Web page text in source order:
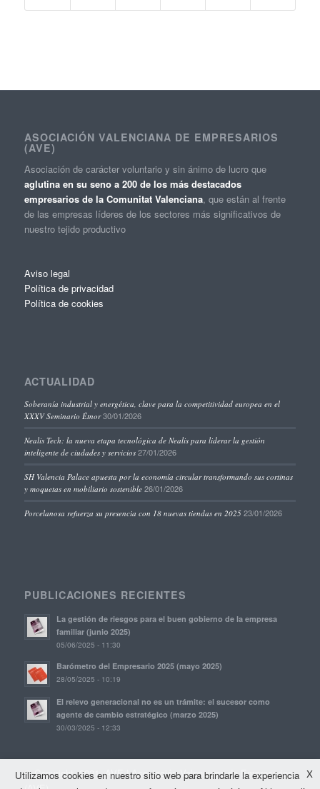
ASOCIACIÓN VALENCIANA DE EMPRESARIOS
(AVE)
Asociación de carácter voluntario y sin ánimo de lucro que
aglutina en su seno a 200 de los más destacados
empresarios de la Comunitat Valenciana, que están al frente
de las empresas líderes de los sectores más significativos de
nuestro tejido productivo
Aviso legal
Política de privacidad
Política de cookies
ACTUALIDAD
Soberanía industrial y energética, clave para la competitividad europea en el
XXXV Seminario Étnor 30/01/2026
Nealis Tech: la nueva etapa tecnológica de Nealis para liderar la gestión
inteligente de ciudades y servicios 27/01/2026
SH Valencia Palace apuesta por la economía circular transformando sus cortinas
y moquetas en mobiliario sostenible 26/01/2026
Porcelanosa refuerza su presencia con 18 nuevas tiendas en 2025 23/01/2026
PUBLICACIONES RECIENTES
La gestión de riesgos para el buen gobierno de la empresa
familiar (junio 2025)
05/06/2025 - 11:30
Barómetro del Empresario 2025 (mayo 2025)
28/05/2025 - 10:19
El relevo generacional no es un trámite: el sucesor como
agente de cambio estratégico (marzo 2025)
30/03/2025 - 12:33
© Copyright, 2021. AVE | Asociación Valenciana de Empresarios
X
Utilizamos cookies en nuestro sitio web para brindarle la experiencia